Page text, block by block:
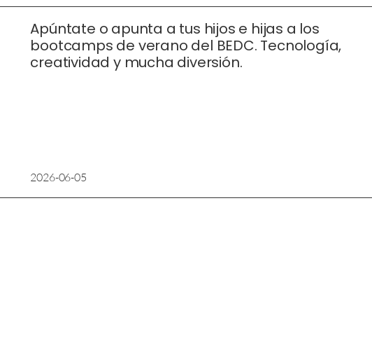
Apúntate o apunta a tus hijos e hijas a los
bootcamps de verano del BEDC. Tecnología,
creatividad y mucha diversión.
2026-06-05